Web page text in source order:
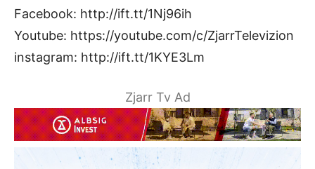
Facebook: http://ift.tt/1Nj96ih
Youtube: https://youtube.com/c/ZjarrTelevizion
instagram: http://ift.tt/1KYE3Lm
Zjarr Tv Ad